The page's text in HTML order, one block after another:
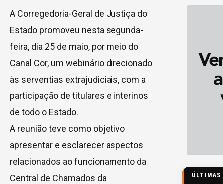
A Corregedoria-Geral de Justiça do
Estado promoveu nesta segunda-
feira, dia 25 de maio, por meio do
Canal Cor, um webinário direcionado
às serventias extrajudiciais, com a
participação de titulares e interinos
de todo o Estado.
A reunião teve como objetivo
apresentar e esclarecer aspectos
relacionados ao funcionamento da
Central de Chamados da